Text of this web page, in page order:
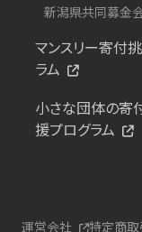
新潟県共同募金
マンスリー寄付
ラム
小さな団体の寄
援プログラム
運営会社 特定商取